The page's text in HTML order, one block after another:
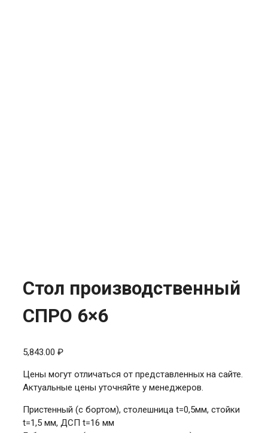
Стол производственный
СПРО 6×6
5,843.00 ₽
Цены могут отличаться от представленных на сайте.
Актуальные цены уточняйте у менеджеров.
Пристенный (с бортом), столешница t=0,5мм, стойки
t=1,5 мм, ДСП t=16 мм